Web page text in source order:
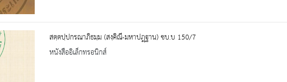
สตฺตปฺปกรณาภิธมฺม (สงฺคิณี-มหาปฎฺฐาน) ชบ.บ 150/7
หนังสืออิเล็กทรอนิกส์